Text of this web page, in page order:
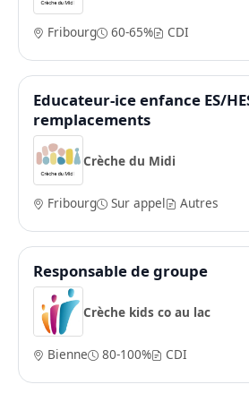
Fribourg 60-65% CDI
Educateur-ice enfance ES/
remplacements
Crèche du Midi
Fribourg Sur appel Autres
Responsable de groupe
Crèche kids co au lac
Bienne 80-100% CDI